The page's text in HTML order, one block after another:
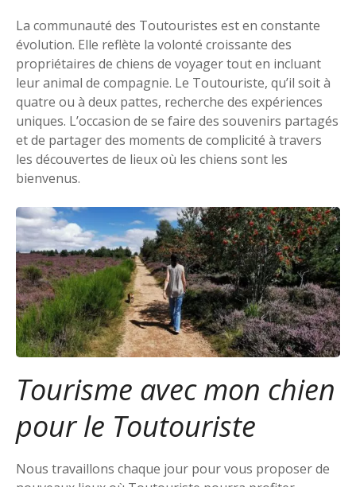
La communauté des Toutouristes est en constante
évolution. Elle reflète la volonté croissante des
propriétaires de chiens de voyager tout en incluant
leur animal de compagnie. Le Toutouriste, qu’il soit à
quatre ou à deux pattes, recherche des expériences
uniques. L’occasion de se faire des souvenirs partagés
et de partager des moments de complicité à travers
les découvertes de lieux où les chiens sont les
bienvenus.
Tourisme avec mon chien
pour le Toutouriste
Nous travaillons chaque jour pour vous proposer de